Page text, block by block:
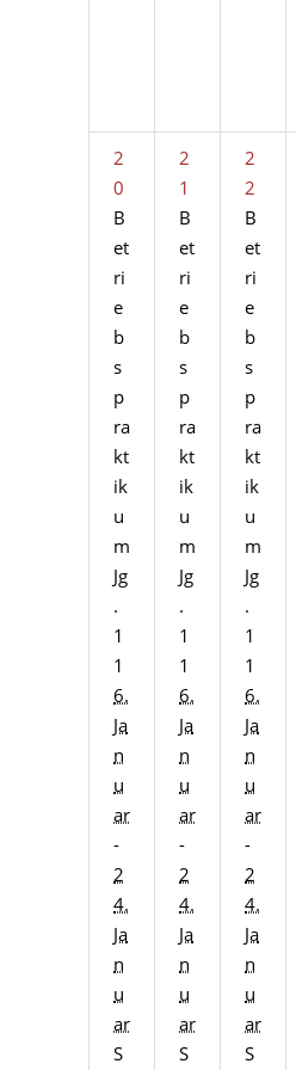
2
0
B
et
ri
e
b
s
p
ra
kt
ik
u
m
Jg
.
1
1
6.
Ja
n
u
ar
-
2
4.
Ja
n
u
ar
S
2
1
B
et
ri
e
b
s
p
ra
kt
ik
u
m
Jg
.
1
1
6.
Ja
n
u
ar
-
2
4.
Ja
n
u
ar
S
2
2
B
et
ri
e
b
s
p
ra
kt
ik
u
m
Jg
.
1
1
6.
Ja
n
u
ar
-
2
4.
Ja
n
u
ar
S